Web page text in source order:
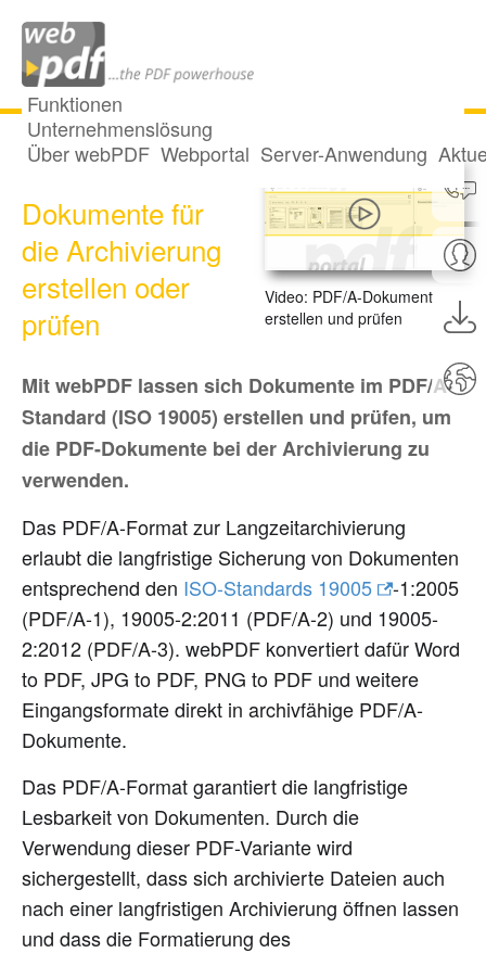
Funktionen
Unternehmenslösung
Über webPDF Webportal Server-Anwendung
Video: PDF/A-Dokument
erstellen und prüfen
PDF/A-
Dokumente für
die Archivierung
erstellen oder
prüfen
Mit webPDF lassen sich Dokumente im PDF/A-
Standard (ISO 19005) erstellen und prüfen, um
die PDF-Dokumente bei der Archivierung zu
verwenden.
Das PDF/A-Format zur Langzeitarchivierung
erlaubt die langfristige Sicherung von Dokumenten
entsprechend den ISO-Standards 19005 -1:2005
(PDF/A-1), 19005-2:2011 (PDF/A-2) und 19005-
2:2012 (PDF/A-3). webPDF konvertiert dafür Word
to PDF, JPG to PDF, PNG to PDF und weitere
Eingangsformate direkt in archivfähige PDF/A-
Dokumente.
Das PDF/A-Format garantiert die langfristige
Lesbarkeit von Dokumenten. Durch die
Verwendung dieser PDF-Variante wird
sichergestellt, dass sich archivierte Dateien auch
nach einer langfristigen Archivierung öffnen lassen
und dass die Formatierung des